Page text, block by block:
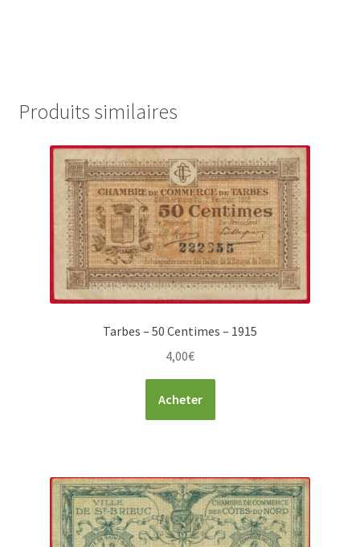
Produits similaires
Tarbes – 50 Centimes – 1915
4,00€
Acheter